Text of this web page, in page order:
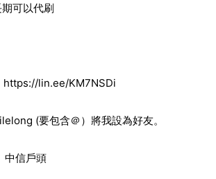
可以代刷
https://lin.ee/KM7NSDi
(要包含＠）將我設為好友。
中信戶頭